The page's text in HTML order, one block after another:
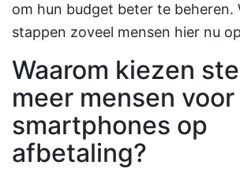
om hun budget beter te beheren.
stappen zoveel mensen hier nu
Waarom kiezen
meer mensen voor
smartphones op
afbetaling?